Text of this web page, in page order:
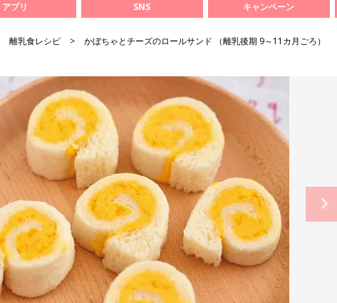
アプリ SNS キャンペーン
離乳食レシピ かぼちゃとチーズのロールサンド （離乳後期 9～11カ月ごろ）